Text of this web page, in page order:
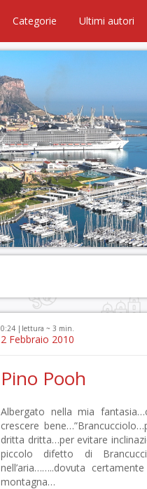
Categorie Ultimi autori
0:24 | lettura ~ 3 min.
2 Febbraio 2010
Pino Pooh
Albergato nella mia
crescere
dritta dritta…per evitare
piccolo difetto di
nell’aria……..dovuta
montagna…